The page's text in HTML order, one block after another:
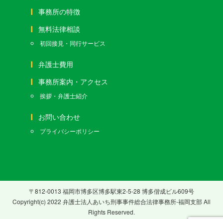
事務所の特徴
無料法律相談
初回接見・同行サービス
弁護士費用
事務所案内・アクセス
挨拶・弁護士紹介
お問い合わせ
プライバシーポリシー
〒812-0013 福岡市博多区博多駅東2-5-28 博多偕成ビル609号
Copyright(c) 2022 弁護士法人あいち刑事事件総合法律事務所-福岡支部 All
Rights Reserved.